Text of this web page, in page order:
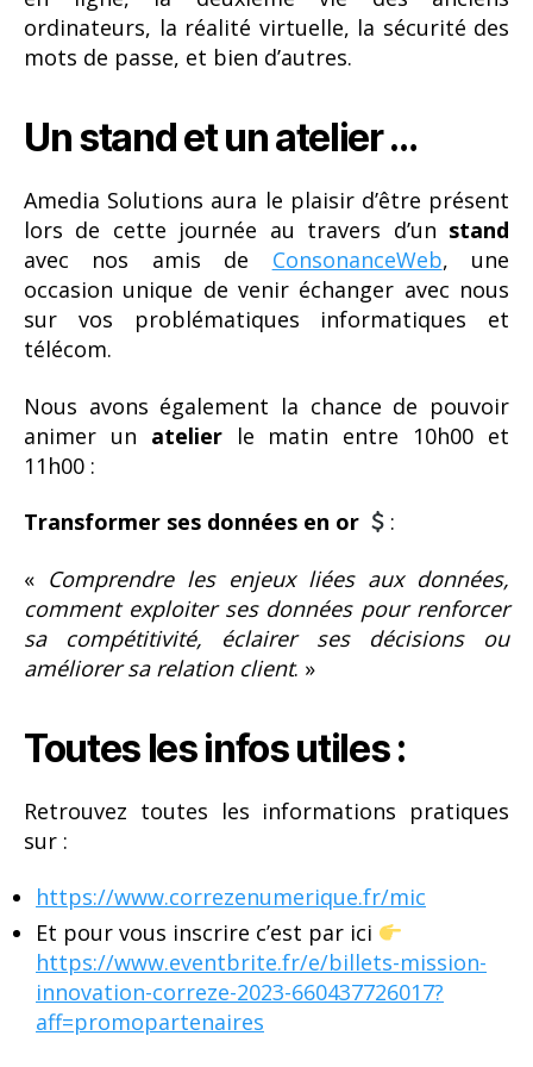
ordinateurs, la réalité virtuelle, la sécurité des
mots de passe, et bien d’autres.
Un stand et un atelier …
Amedia Solutions aura le plaisir d’être présent
lors de cette journée au travers d’un stand
avec nos amis de ConsonanceWeb, une
occasion unique de venir échanger avec nous
sur vos problématiques informatiques et
télécom.
Nous avons également la chance de pouvoir
animer un atelier le matin entre 10h00 et
11h00 :
Transformer ses données en or
:
« Comprendre les enjeux liées aux données,
comment exploiter ses données pour renforcer
sa compétitivité, éclairer ses décisions ou
améliorer sa relation client. »
Toutes les infos utiles :
Retrouvez toutes les informations pratiques
sur :
https://www.correzenumerique.fr/mic
Et pour vous inscrire c’est par ici
https://www.eventbrite.fr/e/billets-mission-
innovation-correze-2023-660437726017?
aff=promopartenaires